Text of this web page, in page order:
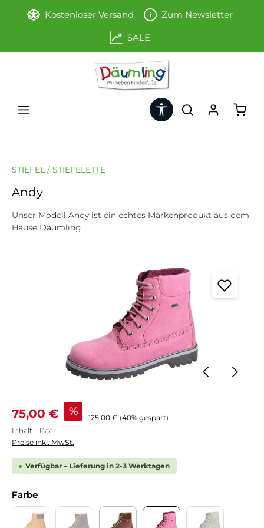
Zum Hauptinhalt springen
Kostenloser Versand Zum Newsletter
SALE
Werkzeugleiste anzeigen
STIEFEL / STIEFELETTE
Andy
Unser Modell Andy ist ein echtes Markenprodukt aus dem
Hause Däumling.
Verkaufspreis:
75,00 € % Regulärer Preis:
125,00 € (40% gespart)
Inhalt: 1 Paar
Preise inkl. MwSt.
Verfügbar – Lieferung in 2-3 Werktagen
Farbeauswählen